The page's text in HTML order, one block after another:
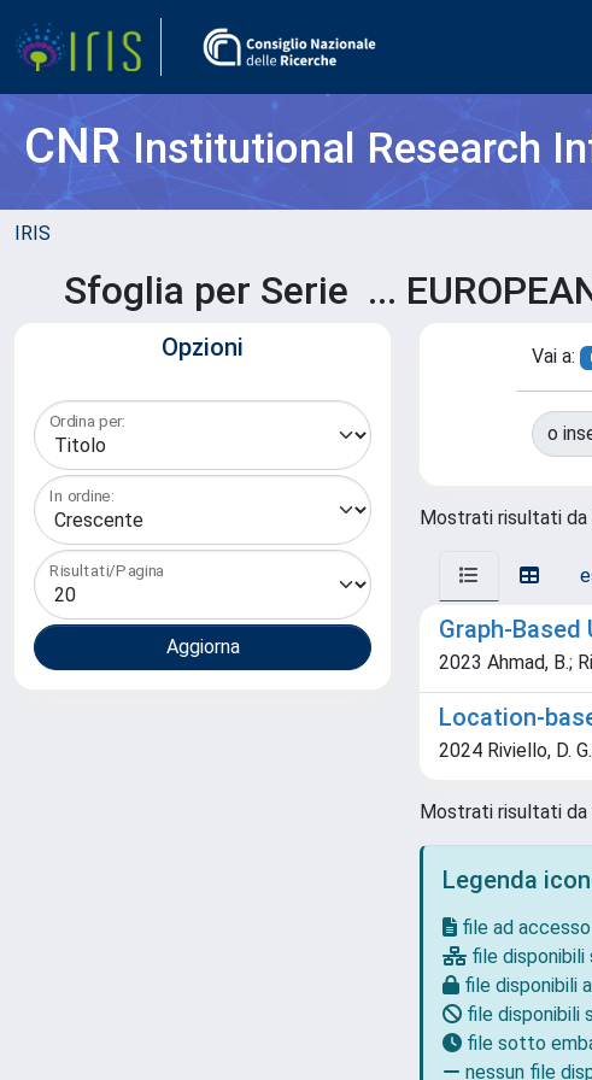
CNRInstitutional Research
IRIS
Sfoglia per Serie ...
Opzioni
Ordina per:
In ordine:
Risultati/Pagina
Vai a:
o
Mostrati risultati da
Graph-
2023 Ahmad, B.;
Location-
2024 Riviello, D.
Mostrati risultati da
Legenda
file ad
file
file disponibili
file disponibili
file sotto
nessun file